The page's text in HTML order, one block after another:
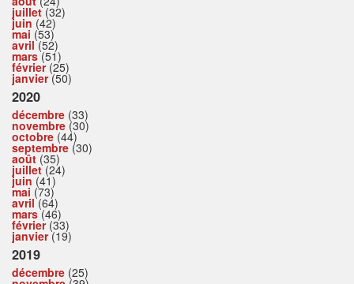
juillet(32)
juin (42)
mai (53)
avril(52)
mars(51)
février(25)
janvier(50)
2020
décembre (33)
novembre (30)
octobre (44)
septembre (30)
août (35)
juillet(24)
juin (41)
mai (73)
avril(64)
mars(46)
février(33)
janvier(19)
2019
décembre (25)